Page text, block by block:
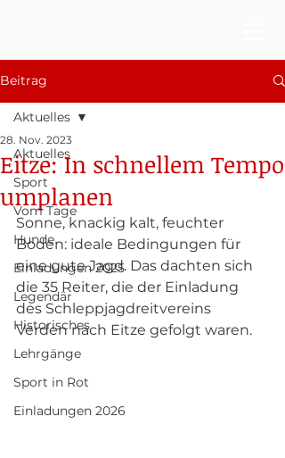
Beitrag
Aktuelles
Sport
Vom Tage
Hunde
Einladungen 2025
Legendär
Historisches
Lehrgänge
Sport in Rot
Einladungen 2026
Aktuelles
Eitze: In schnellem Tempo
umplanen
28. Nov. 2023
Sonne, knackig kalt, feuchter
Boden: ideale Bedingungen für
eine gute Jagd. Das dachten sich
die 35 Reiter, die der Einladung
des Schleppjagdreitvereins
Verden nach Eitze gefolgt waren.